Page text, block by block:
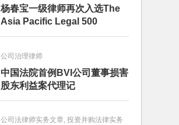
杨春宝一级律师再次入选The
Asia Pacific Legal 500
公司治理律师
中国法院首例BVI公司董事损害
股东利益案代理记
公司法律师实务文章, 投资并购法律实务